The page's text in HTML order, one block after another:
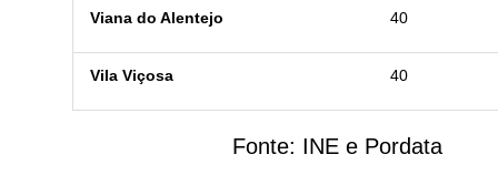
Viana do Alentejo 40
Vila Viçosa 40
Fonte: INE e Pordata